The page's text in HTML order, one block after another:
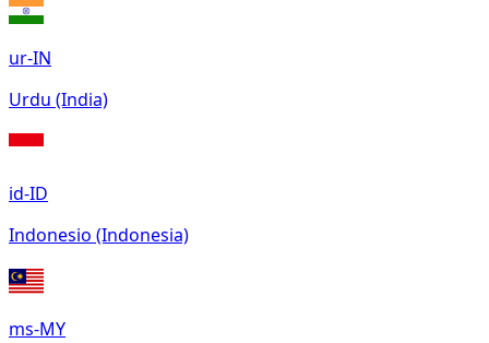
ur-IN
Urdu (India)
id-ID
Indonesio (Indonesia)
ms-MY